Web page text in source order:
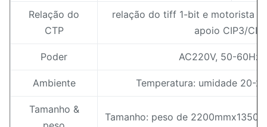
Relação do
CTP
relação do tiff 1-bit e motorista
apoio CIP3/
Poder AC220V, 50-60Hz
Ambiente Temperatura: umidade 20-
Tamanho &
Tamanho: peso de